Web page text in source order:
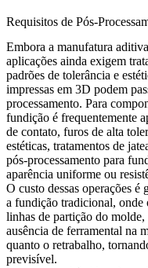
Requisitos de Pós-
Embora a manufatura
aplicações ainda exigem
padrões de tolerância e
impressas em 3D podem
processamento. Para
fundição é frequentemente
de contato, furos de alta
estéticas, tratamentos de
pós-processamento para
aparência uniforme ou
O custo dessas operações
a fundição tradicional, onde
linhas de partição do molde,
ausência de ferramental na
quanto o retrabalho,
previsível.